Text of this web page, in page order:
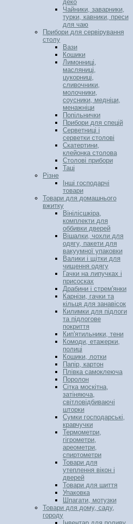
деко
Чайники, заварники,
турки, кавники, преси
для чаю
Прибори для сервірування
столу
Вази
Кошики
Лимонниці,
масляниці,
цукорниці,
сливочники,
молочники,
соусники, медніци,
менажніци
Попільнички
Прибори для спецій
Серветниці і
серветки столові
Скатертини,
клейонка столова
Столові прибори
Таці
Різне
Інші господарчі
товари
Товари для домашнього
вжитку
Вінілісшкіра,
комплекти для
оббивки дверей
Вішалки, чохли для
одягу, пакети для
вакуумної упаковки
Валики і щітки для
чищення одягу
Гачки на липучках і
присосках
Драбини і стрем'янки
Карнізи, гачки та
кільця для занавісок
Килимки для підлоги
та підлогове
покриття
Кип'ятильники, тени
Комоди, етажерки,
полиці
Кошики, лотки
Папір, картон
Плівка самоклеюча
Поролон
Сітка москітна,
затіняюча,
світловідбиваючі
шторки
Сумки господарські,
кравчучки
Термометри,
гігрометри,
ареометри,
спиртометри
Товари для
утеплення вікон і
дверей
Товари для шиття
Упаковка
Шпагати, мотузки
Товари для дому, саду,
городу